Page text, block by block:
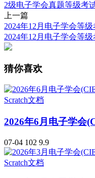
2级电子学会真题等级考
上一篇
2024年12月电子学会等
2024年12月电子学会等
猜你喜欢
Scratch文档
2026年6月电子学会
07-04 102 9.9
Scratch文档